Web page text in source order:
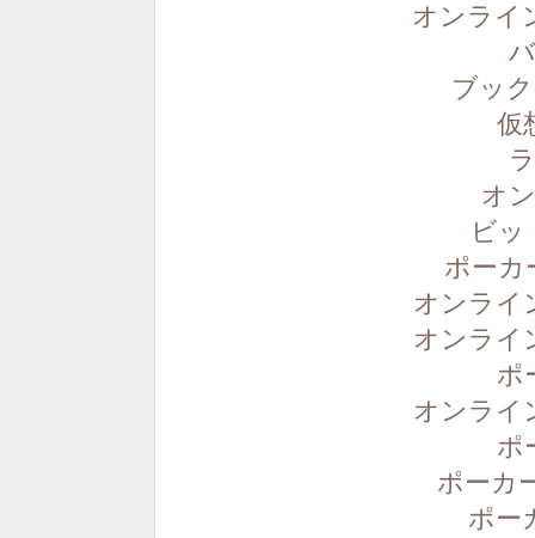
オンライ
ブッ
仮
オ
ビ
ポーカ
オンライ
オンライ
ポ
オンライ
ポ
ポーカ
ポー